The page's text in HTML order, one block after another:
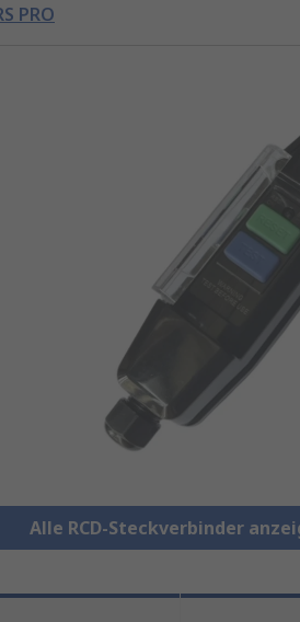
PRO
Alle RCD-Steckverbinder